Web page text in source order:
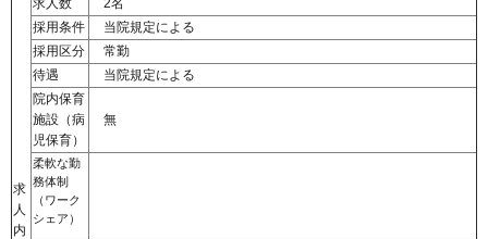
求
人
内
求人数
2名
採用条件
当院規定による
採用区分
常勤
待遇
当院規定による
院内保育
施設（病
児保育）
無
柔軟な勤
務体制
（ワーク
シェア）